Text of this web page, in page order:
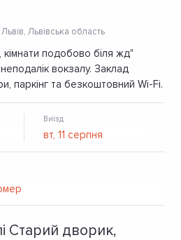
Львів, Львівська область
подобово біля жд"
вокзалу. Заклад
паркінг та безкоштовний Wi-Fi.
Виїзд
Старий дворик,